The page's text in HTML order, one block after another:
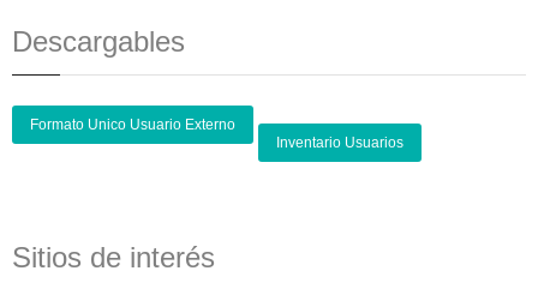
Descargables
Formato Unico Usuario Externo
Inventario Usuarios
Sitios de interés